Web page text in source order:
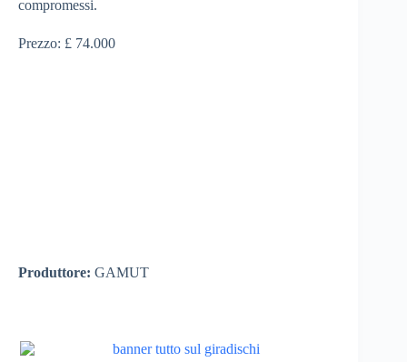
compromessi.
Prezzo: £ 74.000
Produttore: GAMUT